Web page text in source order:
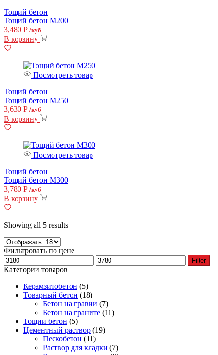
Тощий бетон
Тощий бетон М200
3,480 Р /куб
В корзину
Посмотреть товар
Тощий бетон
Тощий бетон М250
3,630 Р /куб
В корзину
Посмотреть товар
Тощий бетон
Тощий бетон М300
3,780 Р /куб
В корзину
Showing all 5 results
Фильтровать по цене
Filter
Категории товаров
Керамзитобетон (5)
Товарный бетон (18)
Бетон на гравии (7)
Бетон на граните (11)
Тощий бетон (5)
Цементный раствор (19)
Пескобетон (11)
Раствор для кладки (7)